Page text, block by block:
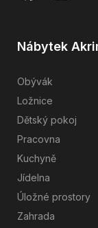
Nábytek
Obývák
Ložnice
Dětský pokoj
Pracovna
Kuchyně
Jídelna
Úložné prostory
Zahrada